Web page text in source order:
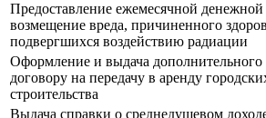
Предоставление ежемесячной
возмещение вреда, причиненного
подвергшихся воздействию радиации
Оформление и выдача дополнительного
договору на передачу в аренду
строительства
Выдача справки о среднедушевом